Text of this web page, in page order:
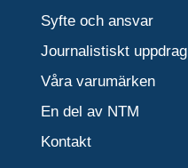
Syfte och ansvar
Journalistiskt uppdrag
Våra varumärken
En del av NTM
Kontakt